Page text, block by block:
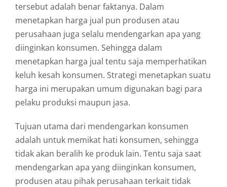
tersebut adalah benar faktanya. Dalam
menetapkan harga jual pun produsen atau
perusahaan juga selalu mendengarkan apa yang
diinginkan konsumen. Sehingga dalam
menetapkan harga jual tentu saja memperhatikan
keluh kesah konsumen. Strategi menetapkan suatu
harga ini merupakan umum digunakan bagi para
pelaku produksi maupun jasa.
Tujuan utama dari mendengarkan konsumen
adalah untuk memikat hati konsumen, sehingga
tidak akan beralih ke produk lain. Tentu saja saat
mendengarkan apa yang diinginkan konsumen,
produsen atau pihak perusahaan terkait tidak